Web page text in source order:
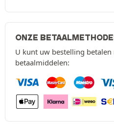
ONZE
U kunt uw bestelling
betaalmiddelen: